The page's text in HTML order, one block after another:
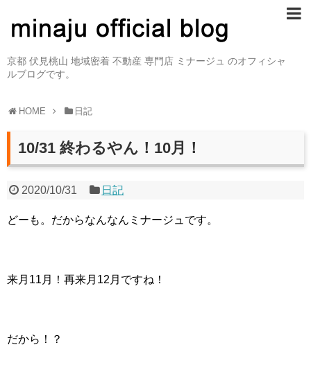
京都 伏見桃山 地域密着 不動産 専門店 ミナージュ のオフィシャ
ルブログです。
HOME 日記
10/31 終わるやん！10月！
2020/10/31 日記
どーも。だからなんなんミナージュです。
来月11月！再来月12月ですね！
だから！？